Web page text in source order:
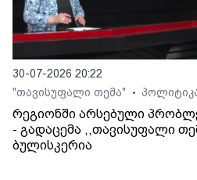
30-07-2026 20:22
"თავისუფალი თემა"
•
რეგიონში არსებული
- გადაცემა ,,თავისუფალი
ბულისკერია